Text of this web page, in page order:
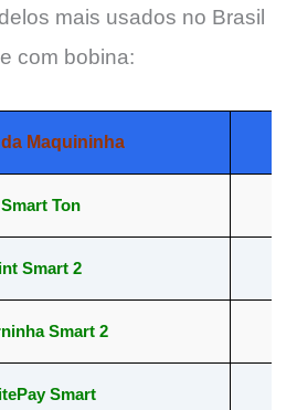
mais usados no Brasil
com bobina:
Maquininha
Ton
Smart 2
Smart 2
Smart